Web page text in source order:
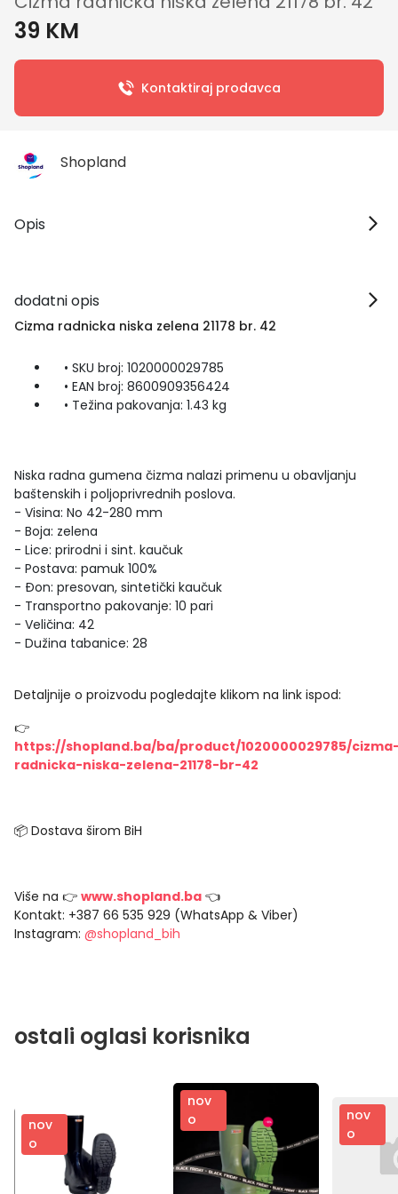
39 KM
Kontaktiraj prodavca
Shopland
Opis
dodatni opis
Cizma radnicka niska zelena 21178 br. 42
• SKU broj: 1020000029785
• EAN broj: 8600909356424
• Težina pakovanja: 1.43 kg
Niska radna gumena čizma nalazi primenu u obavljanju
baštenskih i poljoprivrednih poslova.
- Visina: No 42-280 mm
- Boja: zelena
- Lice: prirodni i sint. kaučuk
- Postava: pamuk 100%
- Đon: presovan, sintetički kaučuk
- Transportno pakovanje: 10 pari
- Veličina: 42
- Dužina tabanice: 28
Detaljnije o proizvodu pogledajte klikom na link ispod:
👉
https://shopland.ba/ba/product/1020000029785/
radnicka-niska-zelena-21178-br-42
📦 Dostava širom BiH
Više na 👉 www.shopland.ba 👈
Kontakt: +387 66 535 929 (WhatsApp & Viber)
Instagram: @shopland_bih
ostali oglasi korisnika
nov
o
nov
o
nov
o